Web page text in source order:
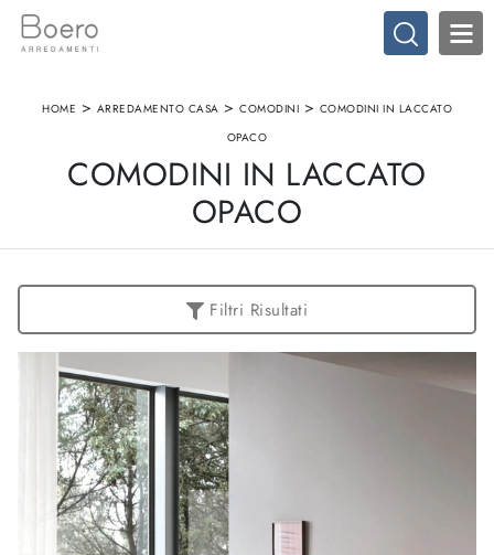
HOME > ARREDAMENTO CASA > COMODINI > COMODINI IN LACCATO
OPACO
COMODINI IN LACCATO
OPACO
Filtri Risultati